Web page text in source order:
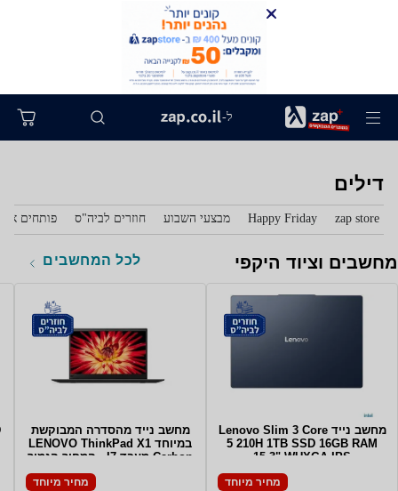
ל-
דילים
zap store
Happy Friday מבצעי השבוע חוזרים לביה"ס פותחים את
מחשבים וציוד היקפי לכל המחשבים
מחשב נייד Lenovo Slim 3 Core
5 210H 1TB SSD 16GB RAM
15.3" WUXGA IPS
TOUCHSCREEN Win11 Backlit
Keyboard COSMIC BLUE 3Y
מחיר מיוחד
מחשב נייד מהסדרה המבוקשת
במיוחד LENOVO ThinkPad X1
Carbon מעבד I7 - המחיר הנמוך
בשוק Lenovo Carbon X1 6th
Gen i7-8550U/16GB ddr4 (no
מחיר מיוחד